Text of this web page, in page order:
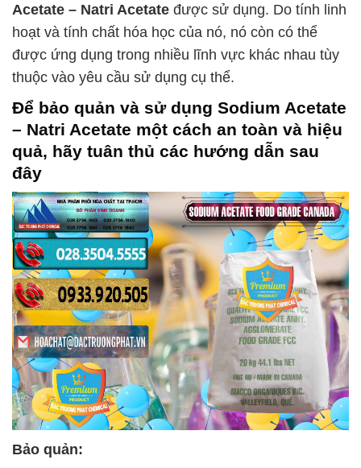
Acetate – Natri Acetate được sử dụng. Do tính linh
hoạt và tính chất hóa học của nó, nó còn có thể
được ứng dụng trong nhiều lĩnh vực khác nhau tùy
thuộc vào yêu cầu sử dụng cụ thể.
Để bảo quản và sử dụng Sodium Acetate
– Natri Acetate một cách an toàn và hiệu
quả, hãy tuân thủ các hướng dẫn sau
đây
Bảo quản: